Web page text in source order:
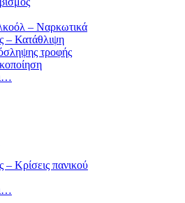
– Ναρκωτικά
– Κατάθλιψη
τροφής
– Κρίσεις πανικού